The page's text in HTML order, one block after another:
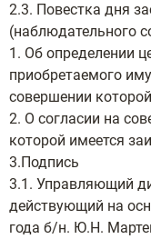
2.3. Повестка дня
(наблюдательного
1. Об определении
приобретаемого
совершении
2. О согласии на
которой имеется
3.Подпись
3.1. Управляющий
действующий на
года б/н. Ю.Н.